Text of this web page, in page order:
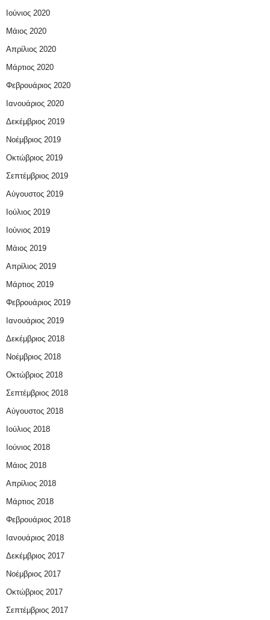
Ιούνιος 2020
Μάιος 2020
Απρίλιος 2020
Μάρτιος 2020
Φεβρουάριος 2020
Ιανουάριος 2020
Δεκέμβριος 2019
Νοέμβριος 2019
Οκτώβριος 2019
Σεπτέμβριος 2019
Αύγουστος 2019
Ιούλιος 2019
Ιούνιος 2019
Μάιος 2019
Απρίλιος 2019
Μάρτιος 2019
Φεβρουάριος 2019
Ιανουάριος 2019
Δεκέμβριος 2018
Νοέμβριος 2018
Οκτώβριος 2018
Σεπτέμβριος 2018
Αύγουστος 2018
Ιούλιος 2018
Ιούνιος 2018
Μάιος 2018
Απρίλιος 2018
Μάρτιος 2018
Φεβρουάριος 2018
Ιανουάριος 2018
Δεκέμβριος 2017
Νοέμβριος 2017
Οκτώβριος 2017
Σεπτέμβριος 2017